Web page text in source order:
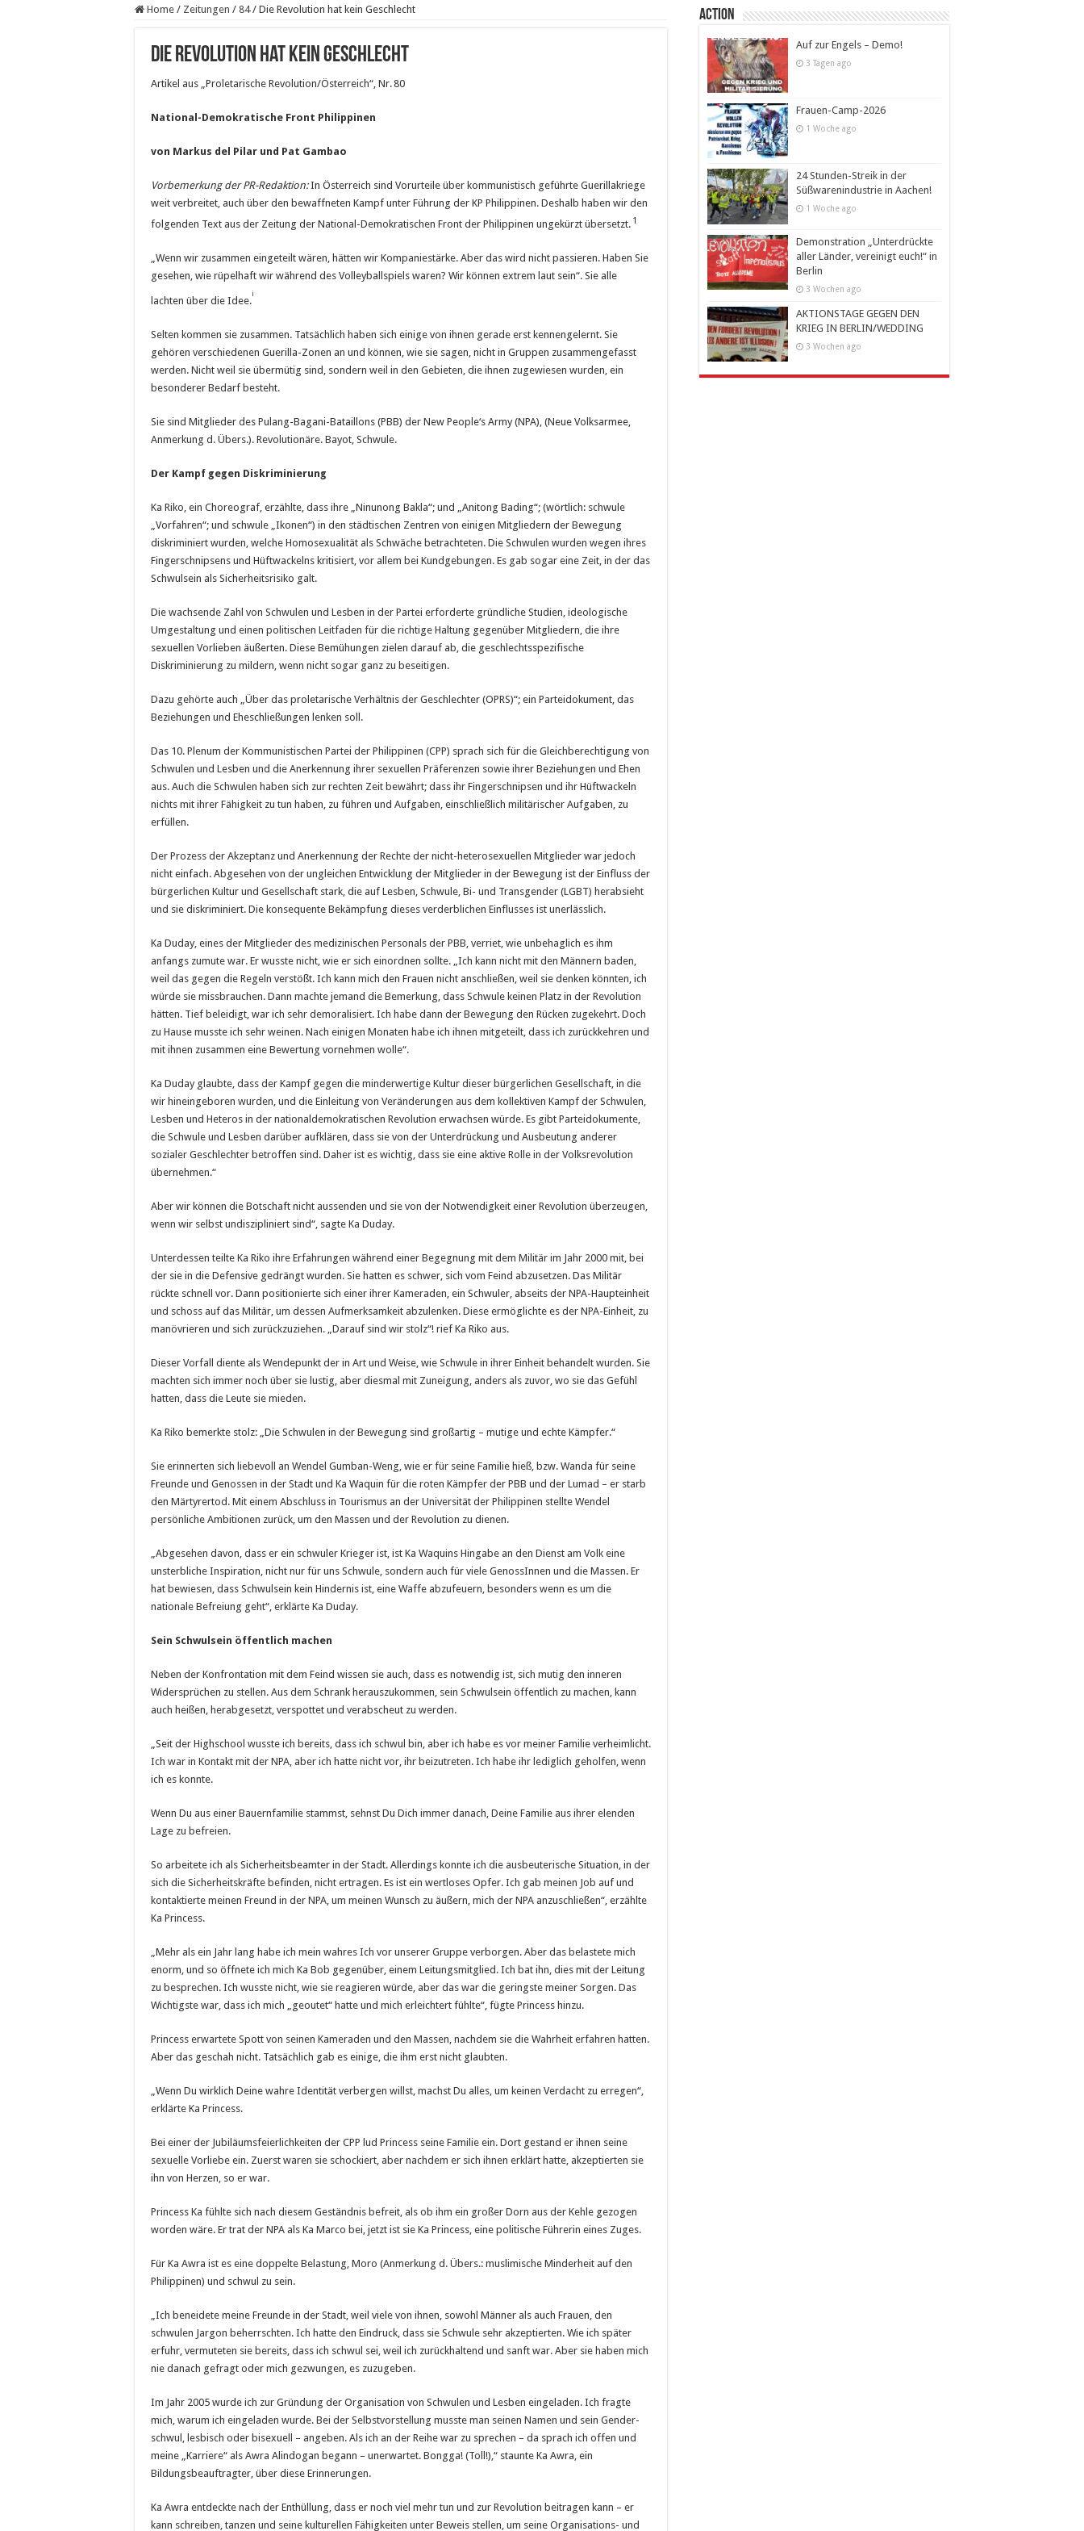
Home / Zeitungen / 84 / Die Revolution hat kein Geschlecht
Die Revolution hat kein Geschlecht
Artikel aus „Proletarische Revolution/Österreich“, Nr. 80
National-Demokratische Front Philippinen
von Markus del Pilar und Pat Gambao
Vorbemerkung der PR-Redaktion:In Österreich sind Vorurteile über kommunistisch geführte Guerillakriege
weit verbreitet, auch über den bewaffneten Kampf unter Führung der KP Philippinen. Deshalb haben wir den
folgenden Text aus der Zeitung der National-Demokratischen Front der Philippinen ungekürzt übersetzt. 1
„Wenn wir zusammen eingeteilt wären, hätten wir Kompaniestärke. Aber das wird nicht passieren. Haben Sie
gesehen, wie rüpelhaft wir während des Volleyballspiels waren? Wir können extrem laut sein“. Sie alle
lachten über die Idee.
i
Selten kommen sie zusammen. Tatsächlich haben sich einige von ihnen gerade erst kennengelernt. Sie
gehören verschiedenen Guerilla-Zonen an und können, wie sie sagen, nicht in Gruppen zusammengefasst
werden. Nicht weil sie übermütig sind, sondern weil in den Gebieten, die ihnen zugewiesen wurden, ein
besonderer Bedarf besteht.
Sie sind Mitglieder des Pulang-Bagani-Bataillons (PBB) der New People‘s Army (NPA), (Neue Volksarmee,
Anmerkung d. Übers.). Revolutionäre. Bayot, Schwule.
Der Kampf gegen Diskriminierung
Ka Riko, ein Choreograf, erzählte, dass ihre „Ninunong Bakla“; und „Anitong Bading“; (wörtlich: schwule
„Vorfahren“; und schwule „Ikonen“) in den städtischen Zentren von einigen Mitgliedern der Bewegung
diskriminiert wurden, welche Homosexualität als Schwäche betrachteten. Die Schwulen wurden wegen ihres
Fingerschnipsens und Hüftwackelns kritisiert, vor allem bei Kundgebungen. Es gab sogar eine Zeit, in der das
Schwulsein als Sicherheitsrisiko galt.
Die wachsende Zahl von Schwulen und Lesben in der Partei erforderte gründliche Studien, ideologische
Umgestaltung und einen politischen Leitfaden für die richtige Haltung gegenüber Mitgliedern, die ihre
sexuellen Vorlieben äußerten. Diese Bemühungen zielen darauf ab, die geschlechtsspezifische
Diskriminierung zu mildern, wenn nicht sogar ganz zu beseitigen.
Dazu gehörte auch „Über das proletarische Verhältnis der Geschlechter (OPRS)“; ein Parteidokument, das
Beziehungen und Eheschließungen lenken soll.
Das 10. Plenum der Kommunistischen Partei der Philippinen (CPP) sprach sich für die Gleichberechtigung von
Schwulen und Lesben und die Anerkennung ihrer sexuellen Präferenzen sowie ihrer Beziehungen und Ehen
aus. Auch die Schwulen haben sich zur rechten Zeit bewährt; dass ihr Fingerschnipsen und ihr Hüftwackeln
nichts mit ihrer Fähigkeit zu tun haben, zu führen und Aufgaben, einschließlich militärischer Aufgaben, zu
erfüllen.
Der Prozess der Akzeptanz und Anerkennung der Rechte der nicht-heterosexuellen Mitglieder war jedoch
nicht einfach. Abgesehen von der ungleichen Entwicklung der Mitglieder in der Bewegung ist der Einfluss der
bürgerlichen Kultur und Gesellschaft stark, die auf Lesben, Schwule, Bi- und Transgender (LGBT) herabsieht
und sie diskriminiert. Die konsequente Bekämpfung dieses verderblichen Einflusses ist unerlässlich.
Ka Duday, eines der Mitglieder des medizinischen Personals der PBB, verriet, wie unbehaglich es ihm
anfangs zumute war. Er wusste nicht, wie er sich einordnen sollte. „Ich kann nicht mit den Männern baden,
weil das gegen die Regeln verstößt. Ich kann mich den Frauen nicht anschließen, weil sie denken könnten, ich
würde sie missbrauchen. Dann machte jemand die Bemerkung, dass Schwule keinen Platz in der Revolution
hätten. Tief beleidigt, war ich sehr demoralisiert. Ich habe dann der Bewegung den Rücken zugekehrt. Doch
zu Hause musste ich sehr weinen. Nach einigen Monaten habe ich ihnen mitgeteilt, dass ich zurückkehren und
mit ihnen zusammen eine Bewertung vornehmen wolle“.
Ka Duday glaubte, dass der Kampf gegen die minderwertige Kultur dieser bürgerlichen Gesellschaft, in die
wir hineingeboren wurden, und die Einleitung von Veränderungen aus dem kollektiven Kampf der Schwulen,
Lesben und Heteros in der nationaldemokratischen Revolution erwachsen würde. Es gibt Parteidokumente,
die Schwule und Lesben darüber aufklären, dass sie von der Unterdrückung und Ausbeutung anderer
sozialer Geschlechter betroffen sind. Daher ist es wichtig, dass sie eine aktive Rolle in der Volksrevolution
übernehmen.“
Aber wir können die Botschaft nicht aussenden und sie von der Notwendigkeit einer Revolution überzeugen,
wenn wir selbst undiszipliniert sind“, sagte Ka Duday.
Unterdessen teilte Ka Riko ihre Erfahrungen während einer Begegnung mit dem Militär im Jahr 2000 mit, bei
der sie in die Defensive gedrängt wurden. Sie hatten es schwer, sich vom Feind abzusetzen. Das Militär
rückte schnell vor. Dann positionierte sich einer ihrer Kameraden, ein Schwuler, abseits der NPA-Haupteinheit
und schoss auf das Militär, um dessen Aufmerksamkeit abzulenken. Diese ermöglichte es der NPA-Einheit, zu
manövrieren und sich zurückzuziehen. „Darauf sind wir stolz“! rief Ka Riko aus.
Dieser Vorfall diente als Wendepunkt der in Art und Weise, wie Schwule in ihrer Einheit behandelt wurden. Sie
machten sich immer noch über sie lustig, aber diesmal mit Zuneigung, anders als zuvor, wo sie das Gefühl
hatten, dass die Leute sie mieden.
Ka Riko bemerkte stolz: „Die Schwulen in der Bewegung sind großartig – mutige und echte Kämpfer.“
Sie erinnerten sich liebevoll an Wendel Gumban-Weng, wie er für seine Familie hieß, bzw. Wanda für seine
Freunde und Genossen in der Stadt und Ka Waquin für die roten Kämpfer der PBB und der Lumad – er starb
den Märtyrertod. Mit einem Abschluss in Tourismus an der Universität der Philippinen stellte Wendel
persönliche Ambitionen zurück, um den Massen und der Revolution zu dienen.
„Abgesehen davon, dass er ein schwuler Krieger ist, ist Ka Waquins Hingabe an den Dienst am Volk eine
unsterbliche Inspiration, nicht nur für uns Schwule, sondern auch für viele GenossInnen und die Massen. Er
hat bewiesen, dass Schwulsein kein Hindernis ist, eine Waffe abzufeuern, besonders wenn es um die
nationale Befreiung geht“, erklärte Ka Duday.
Sein Schwulsein öffentlich machen
Neben der Konfrontation mit dem Feind wissen sie auch, dass es notwendig ist, sich mutig den inneren
Widersprüchen zu stellen. Aus dem Schrank herauszukommen, sein Schwulsein öffentlich zu machen, kann
auch heißen, herabgesetzt, verspottet und verabscheut zu werden.
„Seit der Highschool wusste ich bereits, dass ich schwul bin, aber ich habe es vor meiner Familie verheimlicht.
Ich war in Kontakt mit der NPA, aber ich hatte nicht vor, ihr beizutreten. Ich habe ihr lediglich geholfen, wenn
ich es konnte.
Wenn Du aus einer Bauernfamilie stammst, sehnst Du Dich immer danach, Deine Familie aus ihrer elenden
Lage zu befreien.
So arbeitete ich als Sicherheitsbeamter in der Stadt. Allerdings konnte ich die ausbeuterische Situation, in der
sich die Sicherheitskräfte befinden, nicht ertragen. Es ist ein wertloses Opfer. Ich gab meinen Job auf und
kontaktierte meinen Freund in der NPA, um meinen Wunsch zu äußern, mich der NPA anzuschließen“, erzählte
Ka Princess.
„Mehr als ein Jahr lang habe ich mein wahres Ich vor unserer Gruppe verborgen. Aber das belastete mich
enorm, und so öffnete ich mich Ka Bob gegenüber, einem Leitungsmitglied. Ich bat ihn, dies mit der Leitung
zu besprechen. Ich wusste nicht, wie sie reagieren würde, aber das war die geringste meiner Sorgen. Das
Wichtigste war, dass ich mich „geoutet“ hatte und mich erleichtert fühlte“, fügte Princess hinzu.
Princess erwartete Spott von seinen Kameraden und den Massen, nachdem sie die Wahrheit erfahren hatten.
Aber das geschah nicht. Tatsächlich gab es einige, die ihm erst nicht glaubten.
„Wenn Du wirklich Deine wahre Identität verbergen willst, machst Du alles, um keinen Verdacht zu erregen“,
erklärte Ka Princess.
Bei einer der Jubiläumsfeierlichkeiten der CPP lud Princess seine Familie ein. Dort gestand er ihnen seine
sexuelle Vorliebe ein. Zuerst waren sie schockiert, aber nachdem er sich ihnen erklärt hatte, akzeptierten sie
ihn von Herzen, so er war.
Princess Ka fühlte sich nach diesem Geständnis befreit, als ob ihm ein großer Dorn aus der Kehle gezogen
worden wäre. Er trat der NPA als Ka Marco bei, jetzt ist sie Ka Princess, eine politische Führerin eines Zuges.
Für Ka Awra ist es eine doppelte Belastung, Moro (Anmerkung d. Übers.: muslimische Minderheit auf den
Philippinen) und schwul zu sein.
„Ich beneidete meine Freunde in der Stadt, weil viele von ihnen, sowohl Männer als auch Frauen, den
schwulen Jargon beherrschten. Ich hatte den Eindruck, dass sie Schwule sehr akzeptierten. Wie ich später
erfuhr, vermuteten sie bereits, dass ich schwul sei, weil ich zurückhaltend und sanft war. Aber sie haben mich
nie danach gefragt oder mich gezwungen, es zuzugeben.
Im Jahr 2005 wurde ich zur Gründung der Organisation von Schwulen und Lesben eingeladen. Ich fragte
mich, warum ich eingeladen wurde. Bei der Selbstvorstellung musste man seinen Namen und sein Gender-
schwul, lesbisch oder bisexuell – angeben. Als ich an der Reihe war zu sprechen – da sprach ich offen und
meine „Karriere“ als Awra Alindogan begann – unerwartet. Bongga! (Toll!),“ staunte Ka Awra, ein
Bildungsbeauftragter, über diese Erinnerungen.
Ka Awra entdeckte nach der Enthüllung, dass er noch viel mehr tun und zur Revolution beitragen kann – er
kann schreiben, tanzen und seine kulturellen Fähigkeiten unter Beweis stellen, um seine Organisations- und
Action
Auf zur Engels – Demo!
3 Tagen ago
Frauen-Camp-2026
1 Woche ago
24 Stunden-Streik in der
Süßwarenindustrie in Aachen!
1 Woche ago
Demonstration „Unterdrückte
aller Länder, vereinigt euch!“ in
Berlin
3 Wochen ago
AKTIONSTAGE GEGEN DEN
KRIEG IN BERLIN/WEDDING
3 Wochen ago